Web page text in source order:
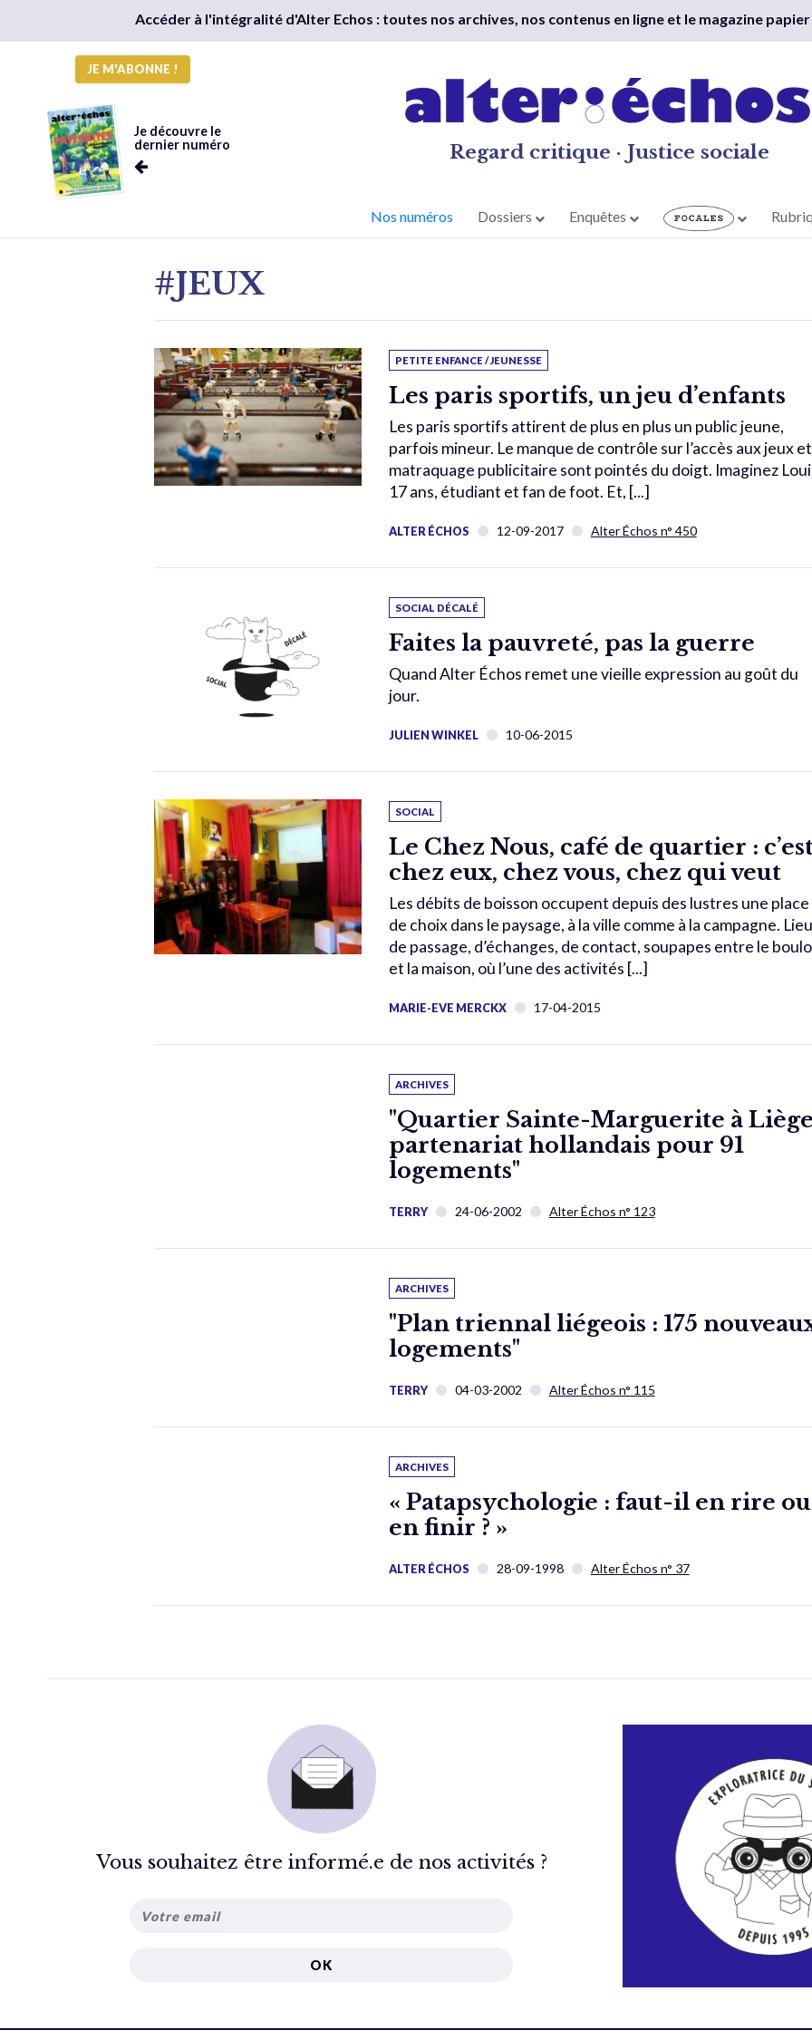
Accéder à l'intégralité d'Alter Echos : toutes nos archives, nos contenus en ligne et le magazine
JE M'ABONNE !
Je découvre le
dernier numéro
Regard critique · Justice sociale
Nos numéros Dossiers Enquêtes
#JEUX
PETITE ENFANCE / JEUNESSE
Les paris sportifs, un jeu d’enfants
Les paris sportifs attirent de plus en plus un public jeune,
parfois mineur. Le manque de contrôle sur l’accès aux jeux
matraquage publicitaire sont pointés du doigt. Imaginez
17 ans, étudiant et fan de foot. Et, [...]
ALTER ÉCHOS 12-09-2017 Alter Échos n° 450
SOCIAL DÉCALÉ
Faites la pauvreté, pas la guerre
Quand Alter Échos remet une vieille expression au goût du
jour.
JULIEN WINKEL 10-06-2015
SOCIAL
Le Chez Nous, café de quartier :
chez eux, chez vous, chez qui veut
Les débits de boisson occupent depuis des lustres une place
de choix dans le paysage, à la ville comme à la campagne.
de passage, d’échanges, de contact, soupapes entre le
et la maison, où l’une des activités [...]
MARIE-EVE MERCKX 17-04-2015
ARCHIVES
"Quartier Sainte-Marguerite à
partenariat hollandais pour 91
logements"
TERRY 24-06-2002 Alter Échos n° 123
ARCHIVES
"Plan triennal liégeois : 175
logements"
TERRY 04-03-2002 Alter Échos n° 115
ARCHIVES
« Patapsychologie : faut-il en rire ou
en finir ? »
ALTER ÉCHOS 28-09-1998 Alter Échos n° 37
Vous souhaitez être informé.e de nos activités ?